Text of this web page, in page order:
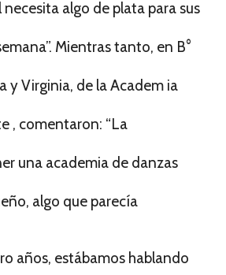
algo de plata para sus
Mientras tanto, en B°
y Virginia, de la Academ ia
, comentaron: “La
una academia de danzas
algo que parecía
años, estábamos hablando